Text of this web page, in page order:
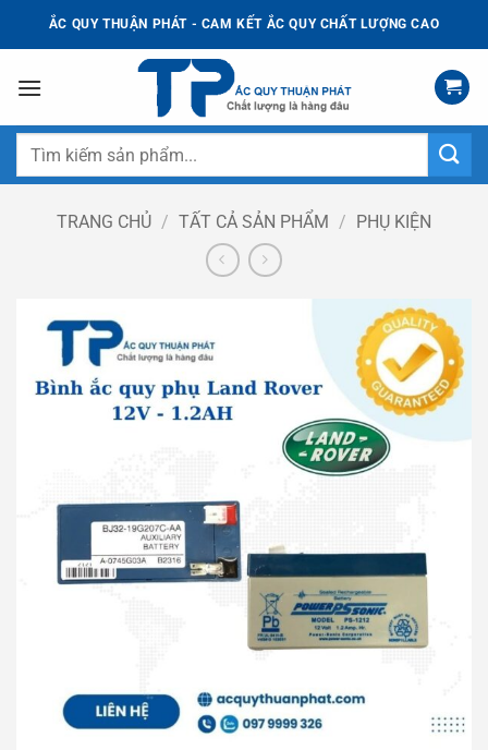
dung
ẮC QUY THUẬN PHÁT - CAM KẾT ẮC QUY CHẤT LƯỢNG CAO
Tìm
TRANG CHỦ / TẤT CẢ SẢN PHẨM / PHỤ KIỆN